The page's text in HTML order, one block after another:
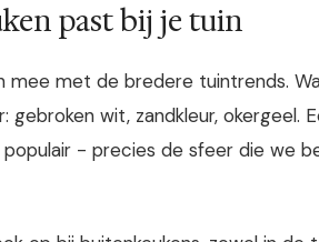
past bij je tuin
mee met de bredere tuintrends.
wit, zandkleur, okergeel.
- precies de sfeer die we